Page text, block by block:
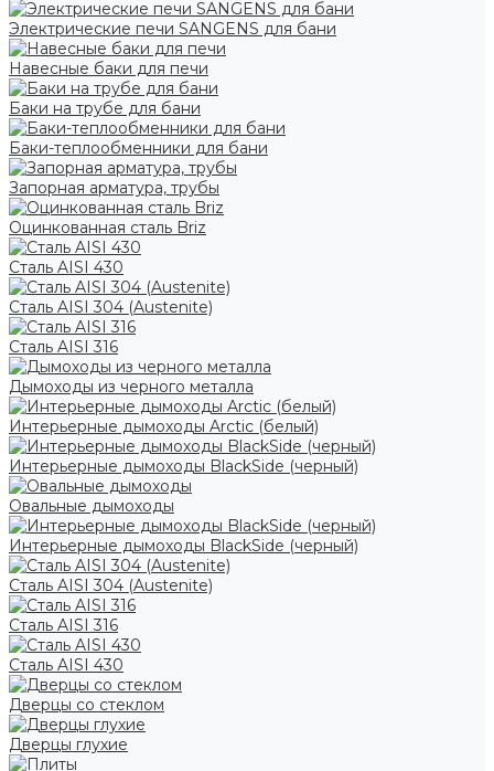
Электрические печи SANGENS для бани
Навесные баки для печи
Баки на трубе для бани
Баки-теплообменники для бани
Запорная арматура, трубы
Оцинкованная сталь Briz
Сталь AISI 430
Сталь AISI 304 (Austenite)
Сталь AISI 316
Дымоходы из черного металла
Интерьерные дымоходы Arctic (белый)
Интерьерные дымоходы BlackSide (черный)
Овальные дымоходы
Интерьерные дымоходы BlackSide (черный)
Сталь AISI 304 (Austenite)
Сталь AISI 316
Сталь AISI 430
Дверцы со стеклом
Дверцы глухие